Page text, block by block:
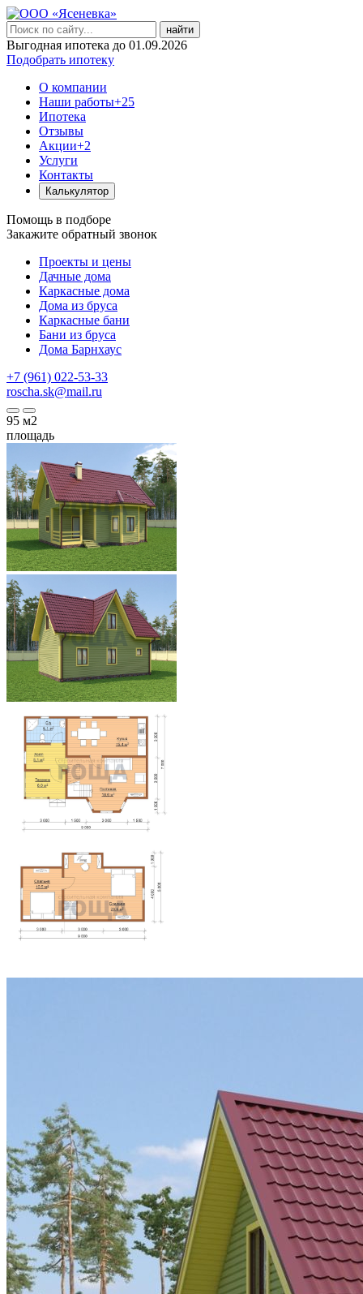
найти
Выгодная ипотека до 01.09.2026
Подобрать ипотеку
О компании
Наши работы+25
Ипотека
Отзывы
Акции+2
Услуги
Контакты
Калькулятор
Помощь в подборе
Закажите обратный звонок
Проекты и цены
Дачные дома
Каркасные дома
Дома из бруса
Каркасные бани
Бани из бруса
Дома Барнхаус
+7 (961) 022-53-33
roscha.sk@mail.ru
95 м2
площадь